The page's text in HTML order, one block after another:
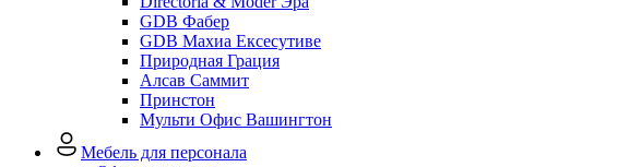
GDB Фабер
GDB Махиа Ексесутиве
Природная Грация
Алсав Саммит
Принстон
Мульти Офис Вашингтон
Мебель для персонала